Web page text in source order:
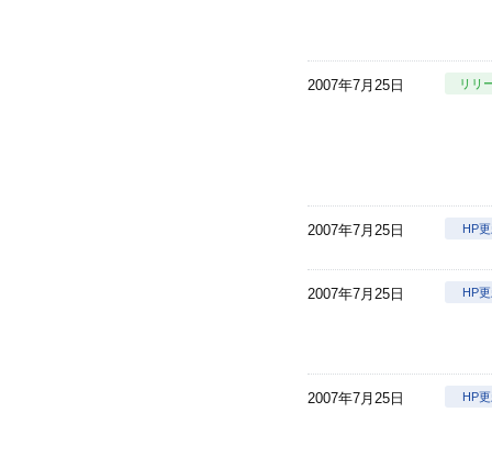
2007年7月25日 リリ
2007年7月25日 HP
2007年7月25日 HP
2007年7月25日 HP